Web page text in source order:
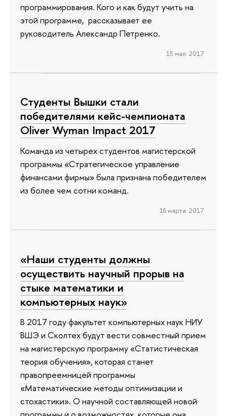
программирования. Кого и как будут учить на
этой программе, рассказывает ее
руководитель Александр Петренко.
15 мая 2017
Студенты Вышки стали
победителями кейс-чемпионата
Oliver Wyman Impact 2017
Команда из четырех студентов магистерской
программы «Стратегическое управление
финансами фирмы» была признана победителем
из более чем сотни команд.
16 марта 2017
«Наши студенты должны
осуществить научный прорыв на
стыке математики и
компьютерных наук»
В 2017 году факультет компьютерных наук НИУ
ВШЭ и Сколтех будут вести совместный прием
на магистерскую программу «Статистическая
теория обучения», которая станет
правопреемницей программы
«Математические методы оптимизации и
стохастики». О научной составляющей новой